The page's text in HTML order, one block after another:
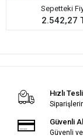
Sepetteki
2.542,27
Hızlı
Güvenli
Güvenli